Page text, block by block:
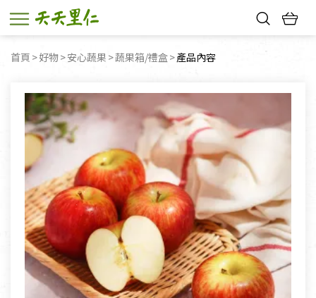
首頁 好物 安心蔬果 蔬果箱/禮盒 目前頁面：
產品內容